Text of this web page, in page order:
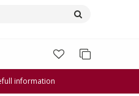
information